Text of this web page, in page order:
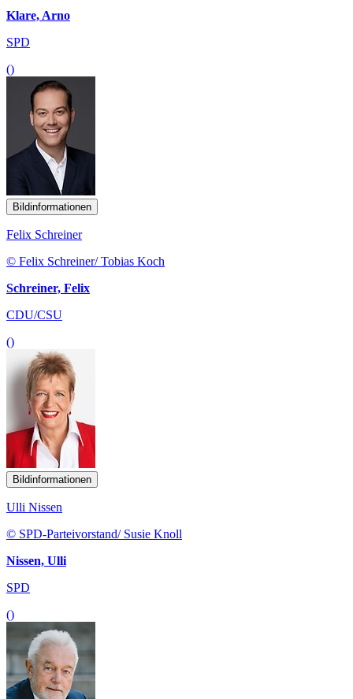
Klare, Arno
SPD
()
Bildinformationen
Felix Schreiner
© Felix Schreiner/ Tobias Koch
Schreiner, Felix
CDU/CSU
()
Bildinformationen
Ulli Nissen
© SPD-Parteivorstand/ Susie Knoll
Nissen, Ulli
SPD
()